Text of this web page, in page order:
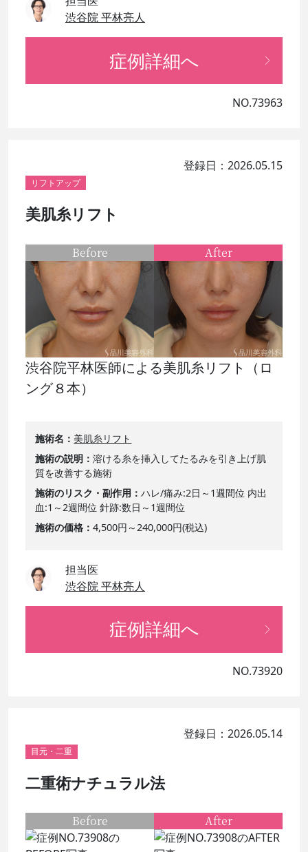
渋谷院 平林亮人
症例詳細へ
NO.73963
登録日：2026.05.15
リフトアップ
美肌糸リフト
渋谷院平林医師による美肌糸リフト（ロ
ング８本）
施術名
美肌糸リフト
施術の説明
溶ける糸を挿入してたるみを引き上げ肌
質を改善する施術
施術のリスク・副作用
ハレ/痛み:2日～1週間位 内出
血:1～2週間位 針跡:数日～1週間位
施術の価格
4,500円～240,000円(税込)
担当医
渋谷院 平林亮人
Before After
症例詳細へ
NO.73920
登録日：2026.05.14
目元・二重
二重術ナチュラル法
Before After